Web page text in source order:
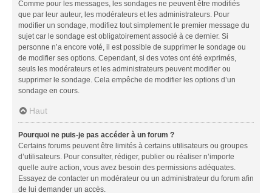
Comme pour les messages, les sondages ne peuvent être modifiés
que par leur auteur, les modérateurs et les administrateurs. Pour
modifier un sondage, modifiez tout simplement le premier message du
sujet car le sondage est obligatoirement associé à ce dernier. Si
personne n’a encore voté, il est possible de supprimer le sondage ou
de modifier ses options. Cependant, si des votes ont été exprimés,
seuls les modérateurs et les administrateurs peuvent modifier ou
supprimer le sondage. Cela empêche de modifier les options d’un
sondage en cours.
Haut
Pourquoi ne puis-je pas accéder à un forum ?
Certains forums peuvent être limités à certains utilisateurs ou groupes
d’utilisateurs. Pour consulter, rédiger, publier ou réaliser n’importe
quelle autre action, vous avez besoin des permissions adéquates.
Essayez de contacter un modérateur ou un administrateur du forum afin
de lui demander un accès.